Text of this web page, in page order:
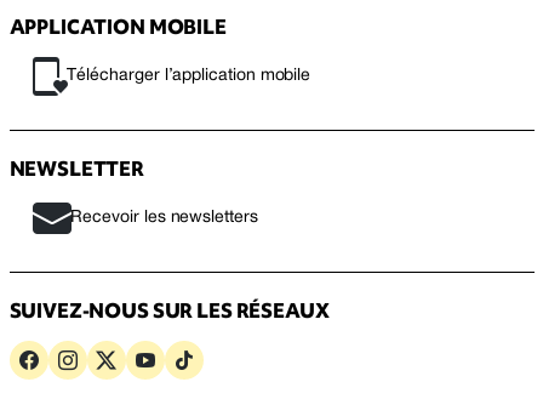
APPLICATION MOBILE
Télécharger l’application mobile
NEWSLETTER
Recevoir les newsletters
SUIVEZ-NOUS SUR LES RÉSEAUX